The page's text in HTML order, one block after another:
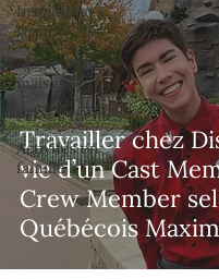
Inspiration
Disney
Magie à la
maison
Parcs à thèmes
Activités en
famille
Travailler chez
vie d’un Cast
Crew Member
Québécois